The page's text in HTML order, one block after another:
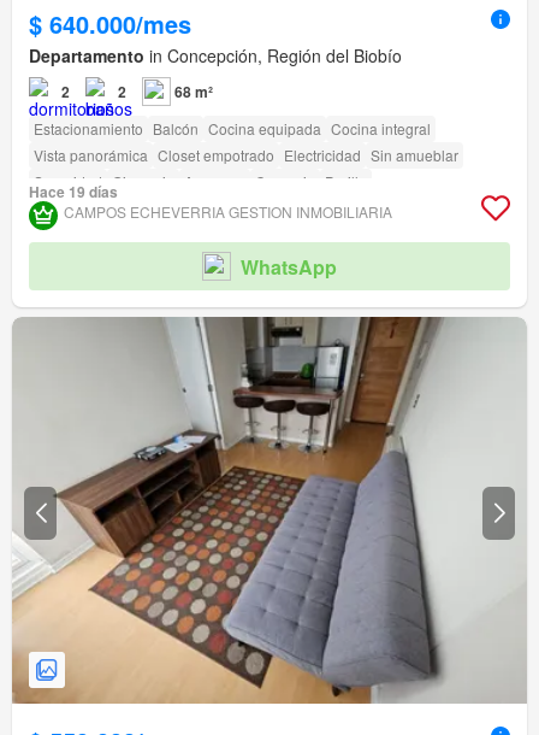
$ 640.000/mes
Departamento in Concepción, Región del Biobío
2 2 68 m²
Estacionamiento Balcón Cocina equipada Cocina integral
Vista panorámica Closet empotrado Electricidad Sin amueblar
Seguridad
Gimnasio Ascensor Conserje
Parilla
Caseta de vigilancia Acceso para personas con discapacidad
Hace 19 días
CAMPOS ECHEVERRIA GESTION INMOBILIARIA
WhatsApp